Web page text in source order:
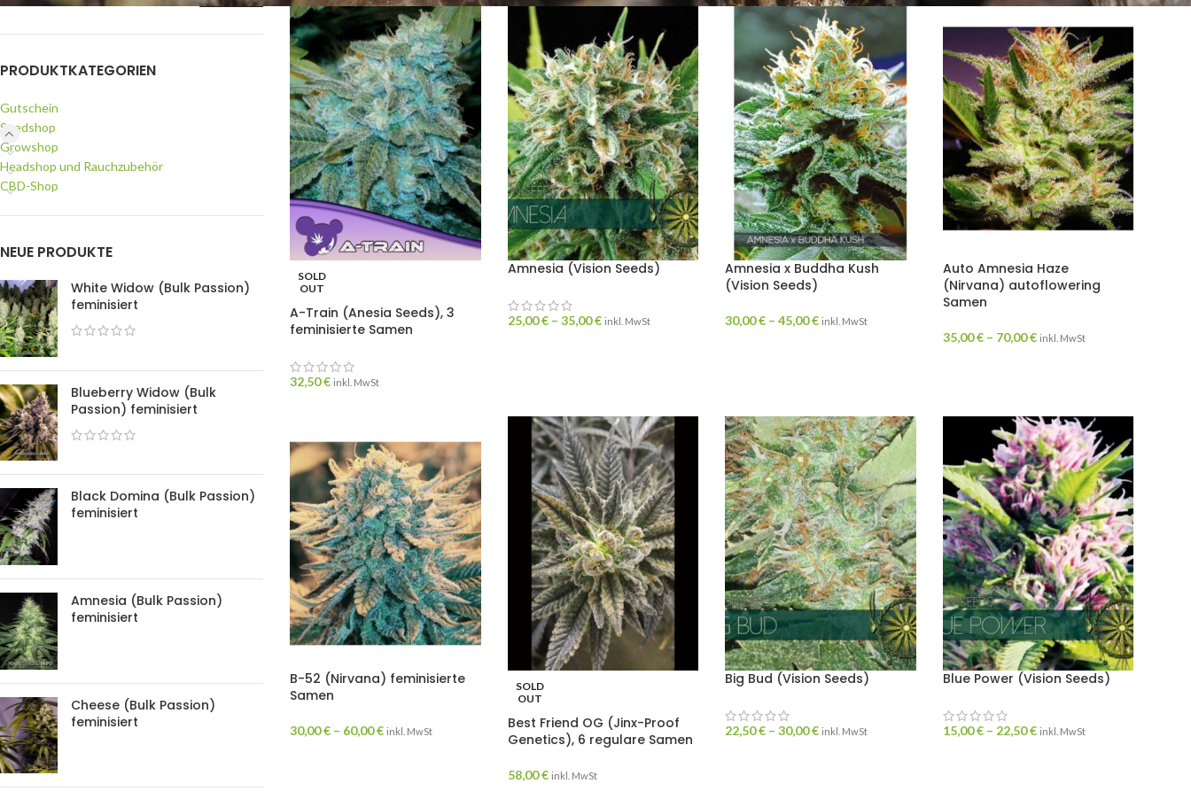
PRODUKTKATEGORIEN
Gutschein
Seedshop
Growshop
Headshop und Rauchzubehör
CBD-Shop
NEUE PRODUKTE
White Widow (Bulk Passion)
feminisiert
Blueberry Widow (Bulk
Passion) feminisiert
Black Domina (Bulk Passion)
feminisiert
Amnesia (Bulk Passion)
feminisiert
Cheese (Bulk Passion)
feminisiert
SOLD
OUT
A-Train (Anesia Seeds), 3
feminisierte Samen
32,50€ inkl. MwSt
Amnesia (Vision Seeds)
25,00€ – 35,00€ inkl. MwSt
Amnesia x Buddha Kush
(Vision Seeds)
30,00€ –45,00€ inkl. MwSt
Auto Amnesia Haze
(Nirvana) autoflowering
Samen
35,00€ – 70,00€ inkl. MwSt
B-52 (Nirvana) feminisierte
Samen
30,00€ – 60,00€ inkl. MwSt
SOLD
OUT
Best Friend OG (Jinx-Proof
Genetics), 6 regulare Samen
58,00€ inkl. MwSt
Big Bud (Vision Seeds)
22,50€ –30,00€ inkl. MwSt
Blue Power (Vision Seeds)
15,00€ – 22,50€ inkl. MwSt